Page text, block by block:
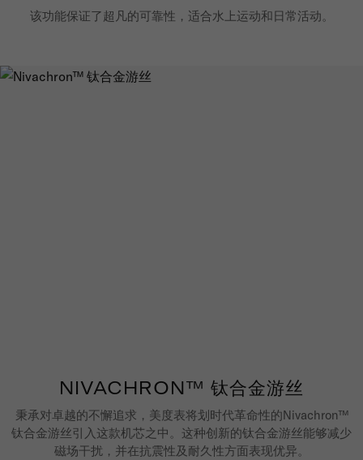
该功能保证了超凡的可靠性，适合水上运动和日常活动。
NIVACHRON™ 钛合金游丝
秉承对卓越的不懈追求，美度表将划时代革命性的Nivachron™
钛合金游丝引入这款机芯之中。这种创新的钛合金游丝能够减少
磁场干扰，并在抗震性及耐久性方面表现优异。